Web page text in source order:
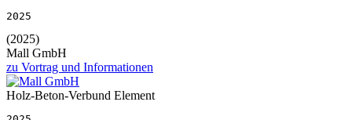
2025
(2025)
Mall GmbH
zu Vortrag und Informationen
Holz-Beton-Verbund Element